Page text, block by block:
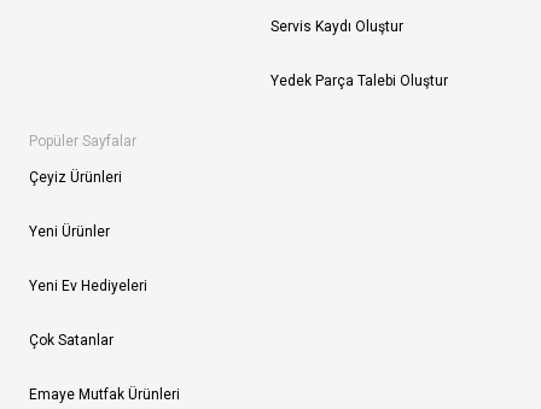
Servis Kaydı Oluştur
Yedek Parça Talebi Oluştur
Popüler Sayfalar
Çeyiz Ürünleri
Yeni Ürünler
Yeni Ev Hediyeleri
Çok Satanlar
Emaye Mutfak Ürünleri